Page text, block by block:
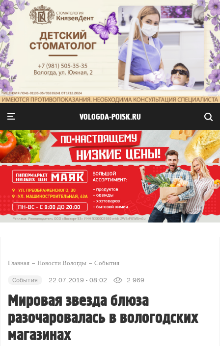
VOLOGDA-POISK.RU
Главная Новости Вологды События
События 22.07.2019 - 08:02 2 969
Мировая звезда блюза
разочаровалась в вологодских
магазинах